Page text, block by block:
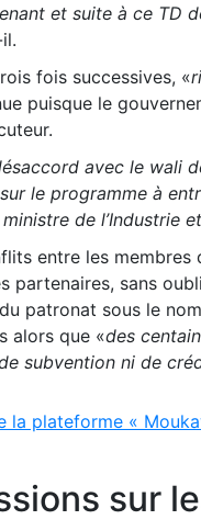
et suite à ce TD
fois successives, «
puisque le
avec le wali
le programme à
de l’Industrie
entre les
partenaires, sans
patronat sous le
alors que «des
subvention ni de
la plateforme «
sur